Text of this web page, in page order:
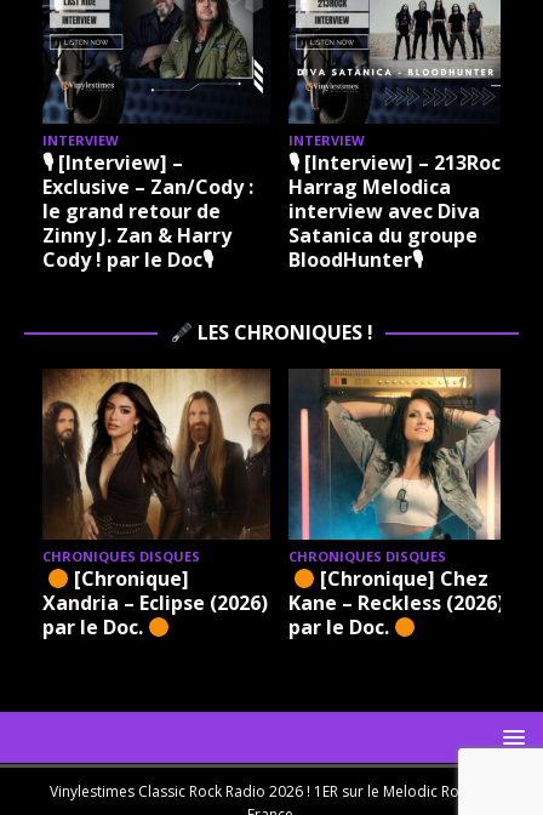
INTERVIEW
🎙 [Interview] –
Exclusive – Zan/Cody :
le grand retour de
Zinny J. Zan & Harry
Cody ! par le Doc🎙
INTERVIEW
🎙 [Interview] – 213Rock
Harrag Melodica
interview avec Diva
Satanica du groupe
BloodHunter🎙
LES CHRONIQUES !
CHRONIQUES DISQUES
[Chronique]
Xandria – Eclipse (2026)
par le Doc.
CHRONIQUES DISQUES
[Chronique] Chez
Kane – Reckless (2026)
par le Doc.
Vinylestimes Classic Rock Radio 2026 ! 1ER sur le Melodic Rock en